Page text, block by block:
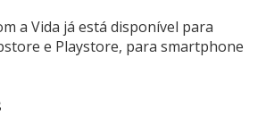
a Vida já está disponível para
e Playstore, para smartphone